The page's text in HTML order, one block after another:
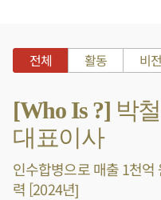
전체 활동 비전
[Who Is ?] 박
대표이사
인수합병으로 매출 1천
력 [2024년]